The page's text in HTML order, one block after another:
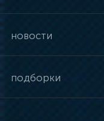
новости
подборки